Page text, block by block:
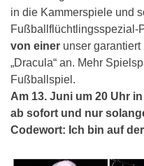
in die Kammerspiele und
Fußballflüchtlingsspezial-
von einer unser
„Dracula“ an. Mehr
Fußballspiel.
Am 13. Juni um 20 Uhr
ab sofort und nur
Codewort: Ich bin auf